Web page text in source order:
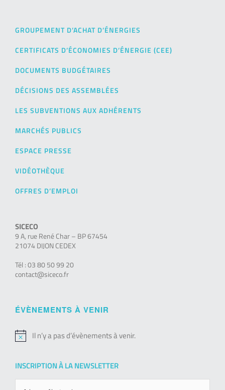
GROUPEMENT D’ACHAT D’ÉNERGIES
CERTIFICATS D’ÉCONOMIES D’ÉNERGIE (CEE)
DOCUMENTS BUDGÉTAIRES
DÉCISIONS DES ASSEMBLÉES
LES SUBVENTIONS AUX ADHÉRENTS
MARCHÉS PUBLICS
ESPACE PRESSE
VIDÉOTHÈQUE
OFFRES D’EMPLOI
SICECO
9 A, rue René Char – BP 67454
21074 DIJON CEDEX
Tél : 03 80 50 99 20
contact@siceco.fr
ÉVÈNEMENTS À VENIR
Notice
Il n’y a pas d’évènements à venir.
INSCRIPTION À LA NEWSLETTER